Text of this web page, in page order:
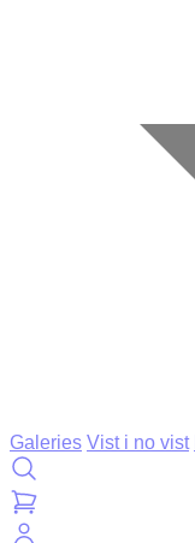
Galeries Vist i no vist